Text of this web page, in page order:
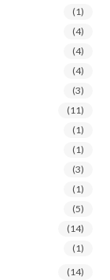
(1)
(4)
(4)
(4)
(3)
(11)
(1)
(1)
(3)
(1)
(5)
(14)
(1)
(14)